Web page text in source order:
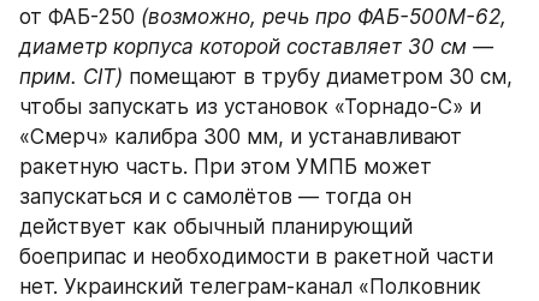
от ФАБ-250 (возможно, речь про ФАБ-500М-62,
диаметр корпуса которой составляет 30 см —
прим. CIT) помещают в трубу диаметром 30 см,
чтобы запускать из установок «Торнадо-С» и
«Смерч» калибра 300 мм, и устанавливают
ракетную часть. При этом УМПБ может
запускаться и с самолётов — тогда он
действует как обычный планирующий
боеприпас и необходимости в ракетной части
нет. Украинский телеграм-канал «Полковник